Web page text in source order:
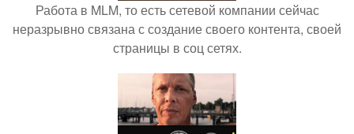
Работа в MLM, то есть сетевой компании сейчас
неразрывно связана с создание своего контента, своей
страницы в соц сетях.